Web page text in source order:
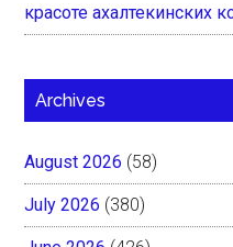
красоте ахалтекинских
Archives
August 2026 (58)
July 2026 (380)